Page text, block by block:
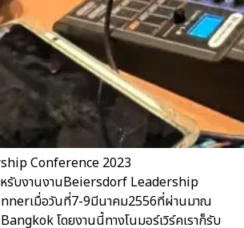
Conference 2023
หรับงานงานBeiersdorf Leadership
เมื่อวันที่7-9มีนาคม2556ที่ผ่านมาณ
โดยงานนี้ทางโนมอร์เวิร์คเราก็รับ